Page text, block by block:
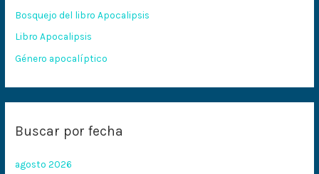
r
:
Bosquejo del libro Apocalipsis
Libro Apocalipsis
Género apocalíptico
Buscar por fecha
agosto 2026